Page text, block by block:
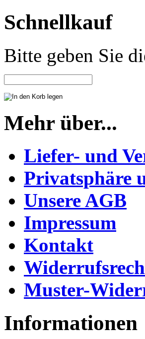
Schnellkauf
Bitte geben Sie
Mehr über...
Liefer- und
Privatsphäre
Unsere AGB
Impressum
Kontakt
Muster-
Informationen